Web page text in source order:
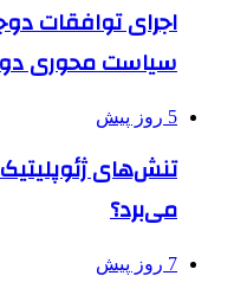
اجرای توافقات
سیاست محوری
5 روز پیش
تنش‌های
می‌برد؟
7 روز پیش